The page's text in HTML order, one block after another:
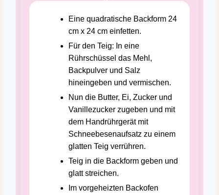
Eine quadratische Backform 24
cm x 24 cm einfetten.
Für den Teig: In eine
Rührschüssel das Mehl,
Backpulver und Salz
hineingeben und vermischen.
Nun die Butter, Ei, Zucker und
Vanillezucker zugeben und mit
dem Handrührgerät mit
Schneebesenaufsatz zu einem
glatten Teig verrühren.
Teig in die Backform geben und
glatt streichen.
Im vorgeheizten Backofen